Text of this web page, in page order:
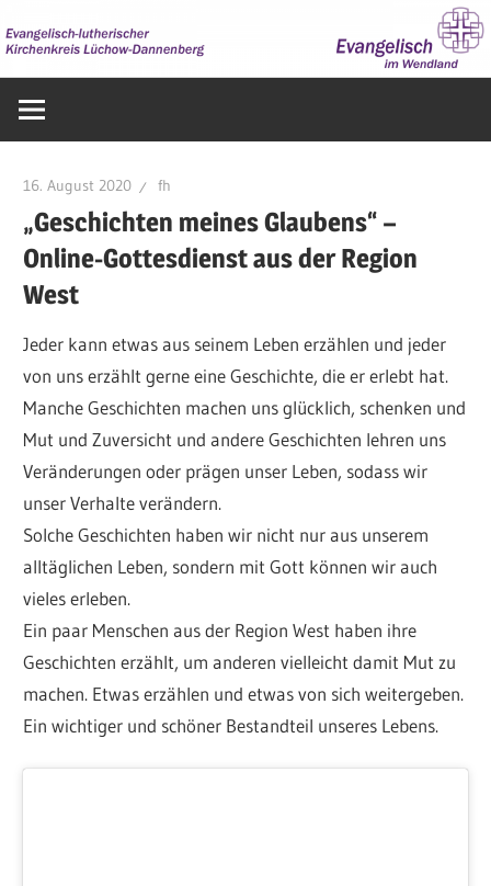
Inhalt
springen
im
16. August 2020 fh
„Geschichten meines Glaubens“ –
Online-Gottesdienst aus der Region
West
Jeder kann etwas aus seinem Leben erzählen und jeder
von uns erzählt gerne eine Geschichte, die er erlebt hat.
Manche Geschichten machen uns glücklich, schenken und
Mut und Zuversicht und andere Geschichten lehren uns
Veränderungen oder prägen unser Leben, sodass wir
unser Verhalte verändern.
Solche Geschichten haben wir nicht nur aus unserem
alltäglichen Leben, sondern mit Gott können wir auch
vieles erleben.
Ein paar Menschen aus der Region West haben ihre
Geschichten erzählt, um anderen vielleicht damit Mut zu
machen. Etwas erzählen und etwas von sich weitergeben.
Ein wichtiger und schöner Bestandteil unseres Lebens.